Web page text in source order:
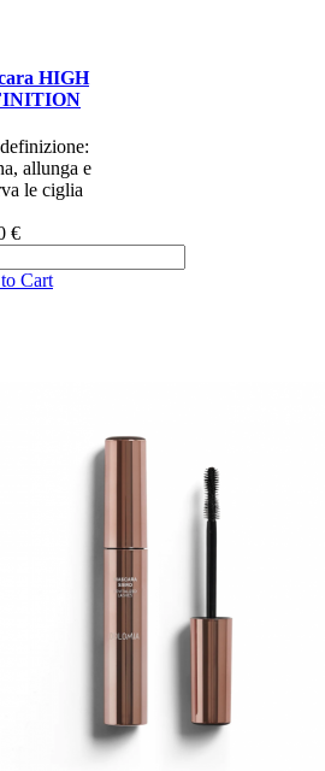
HIGH
allunga e
le ciglia
€
Cart